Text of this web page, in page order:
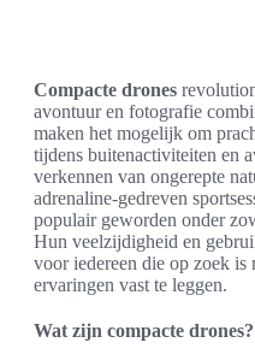
Compacte drones
avontuur en fotografie
maken het mogelijk om
tijdens buitenactiviteiten en
verkennen van ongerepte
adrenaline-gedreven
populair geworden onder
Hun veelzijdigheid en
voor iedereen die op zoek is
ervaringen vast te leggen.
Wat zijn compacte drones?